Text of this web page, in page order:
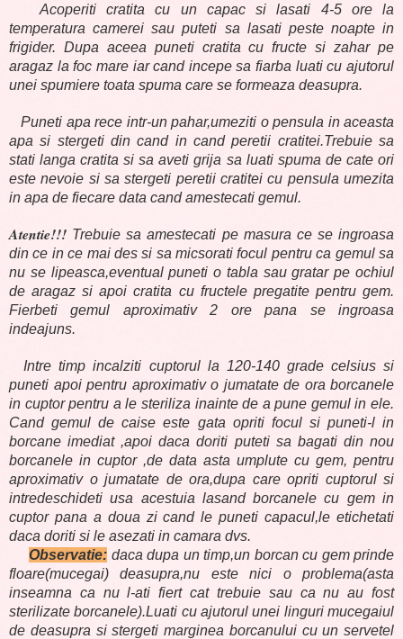
Acoperiti cratita cu un capac si lasati 4-5 ore la
temperatura camerei sau puteti sa lasati peste noapte in
frigider. Dupa aceea puneti cratita cu fructe si zahar pe
aragaz la foc mare iar cand incepe sa fiarba luati cu ajutorul
unei spumiere toata spuma care se formeaza deasupra.
Puneti apa rece intr-un pahar,umeziti o pensula in aceasta
apa si stergeti din cand in cand peretii cratitei.Trebuie sa
stati langa cratita si sa aveti grija sa luati spuma de cate ori
este nevoie si sa stergeti peretii cratitei cu pensula umezita
in apa de fiecare data cand amestecati gemul.
Atentie!!! Trebuie sa amestecati pe masura ce se ingroasa
din ce in ce mai des si sa micsorati focul pentru ca gemul sa
nu se lipeasca,eventual puneti o tabla sau gratar pe ochiul
de aragaz si apoi cratita cu fructele pregatite pentru gem.
Fierbeti gemul aproximativ 2 ore pana se ingroasa
indeajuns.
Intre timp incalziti cuptorul la 120-140 grade celsius si
puneti apoi pentru aproximativ o jumatate de ora borcanele
in cuptor pentru a le steriliza inainte de a pune gemul in ele.
Cand gemul de caise este gata opriti focul si puneti-l in
borcane imediat ,apoi daca doriti puteti sa bagati din nou
borcanele in cuptor ,de data asta umplute cu gem, pentru
aproximativ o jumatate de ora,dupa care opriti cuptorul si
intredeschideti usa acestuia lasand borcanele cu gem in
cuptor pana a doua zi cand le puneti capacul,le etichetati
daca doriti si le asezati in camara dvs.
Observatie: daca dupa un timp,un borcan cu gem prinde
floare(mucegai) deasupra,nu este nici o problema(asta
inseamna ca nu l-ati fiert cat trebuie sau ca nu au fost
sterilizate borcanele).Luati cu ajutorul unei linguri mucegaiul
de deasupra si stergeti marginea borcanului cu un servetel